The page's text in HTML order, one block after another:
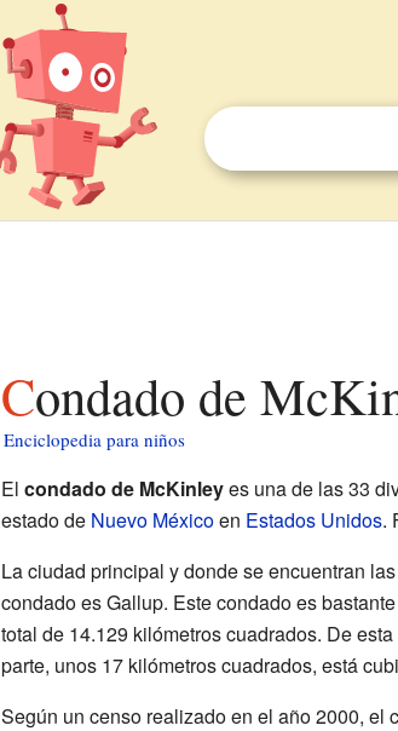
Condado de
Enciclopedia para niños
El condado de McKinleyes una de las 33
estado de Nuevo Méxicoen Estados Unidos.
La ciudad principal y donde se encuentran
condado es Gallup. Este condado es
total de 14.129 kilómetros cuadrados. De
parte, unos 17 kilómetros cuadrados, está
Según un censo realizado en el año 2000, el